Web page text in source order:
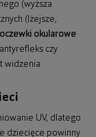
(wyższa
(lżejsze,
okularowe
czy
widzenia.
UV, dlatego
dziecięce powinny